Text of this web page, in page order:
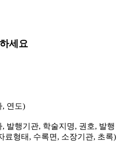
세요
, 연도)
발행기관, 학술지명, 권호, 발행
료형태, 수록면, 소장기관, 초록)